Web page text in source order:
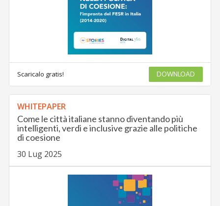
Scaricalo gratis! DOWNLOAD
WHITEPAPER
Come le città italiane stanno diventando più
intelligenti, verdi e inclusive grazie alle politiche
di coesione
30 Lug 2025